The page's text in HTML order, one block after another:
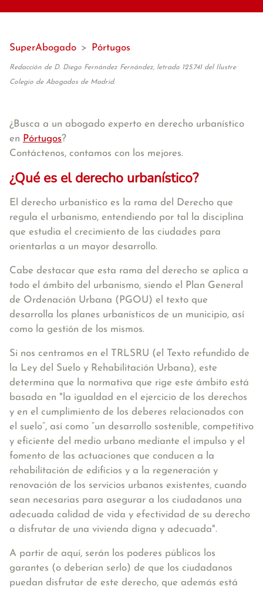
SuperAbogado > Pórtugos
Redacción de D. Diego Fernández Fernández, letrado 125.741 del Ilustre
Colegio de Abogados de Madrid.
¿Busca a un abogado experto en derecho urbanístico
en Pórtugos?
Contáctenos, contamos con los mejores.
¿Qué es el derecho urbanístico?
El derecho urbanistico es la rama del Derecho que
regula el urbanismo, entendiendo por tal la disciplina
que estudia el crecimiento de las ciudades para
orientarlas a un mayor desarrollo.
Cabe destacar que esta rama del derecho se aplica a
todo el ámbito del urbanismo, siendo el Plan General
de Ordenación Urbana (PGOU) el texto que
desarrolla los planes urbanísticos de un municipio, así
como la gestión de los mismos.
Si nos centramos en el TRLSRU (el Texto refundido de
la Ley del Suelo y Rehabilitación Urbana), este
determina que la normativa que rige este ámbito está
basada en "la igualdad en el ejercicio de los derechos
y en el cumplimiento de los deberes relacionados con
el suelo”, así como “un desarrollo sostenible, competitivo
y eficiente del medio urbano mediante el impulso y el
fomento de las actuaciones que conducen a la
rehabilitación de edificios y a la regeneración y
renovación de los servicios urbanos existentes, cuando
sean necesarias para asegurar a los ciudadanos una
adecuada calidad de vida y efectividad de su derecho
a disfrutar de una vivienda digna y adecuada".
A partir de aquí, serán los poderes públicos los
garantes (o deberían serlo) de que los ciudadanos
puedan disfrutar de este derecho, que además está